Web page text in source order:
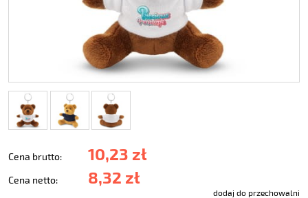
Cena brutto: 10,23 zł
Cena netto: 8,32 zł
dodaj do przechowalni